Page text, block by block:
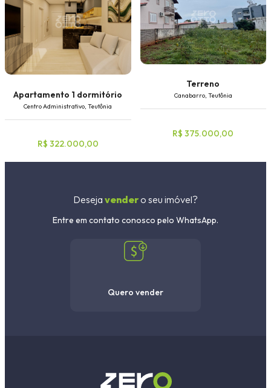
Apartamento 1 dormitório
Centro Administrativo, Teutônia
R$ 322.000,00
Terreno
Canabarro, Teutônia
R$ 375.000,00
Deseja vendero seu imóvel?
Entre em contato conosco pelo WhatsApp.
Quero vender